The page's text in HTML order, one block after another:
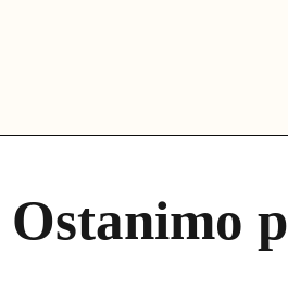
Ostanimo